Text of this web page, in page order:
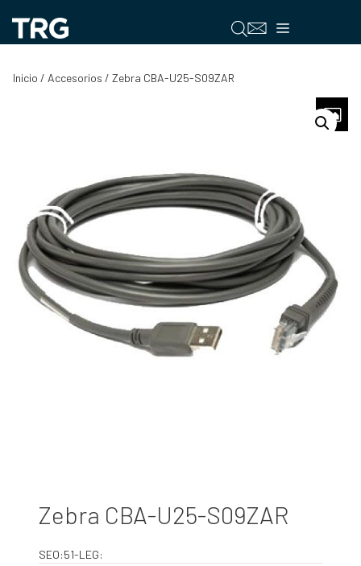
contenido
Menú
Inicio / Accesorios / Zebra CBA-U25-S09ZAR
Zebra CBA-U25-S09ZAR
SEO:51-LEG: